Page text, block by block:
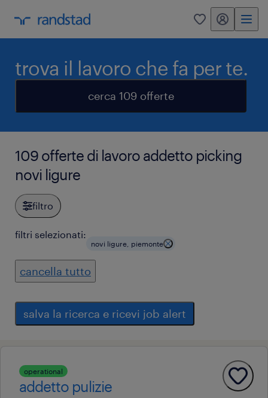
0 my randstad
trova il lavoro che fa per te.
cerca 109 offerte
109 offerte di lavoro addetto picking
novi ligure
filtro
filtri selezionati:
novi ligure, piemonte
cancella tutto
salva la ricerca e ricevi job alert
operational
addetto pulizie